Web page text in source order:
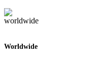
Worldwide